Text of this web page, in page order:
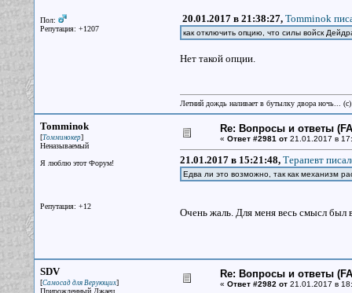
Пол:
Репутация: +1207
20.01.2017 в 21:38:27, Tomminok
как отключить опцию, что силы войск
Нет такой опции.
Летний дождь наливает в бутылку двора ночь...
Tomminok
[Томминокер]
Неназываемый
Я люблю этот Форум!
Репутация: +12
Re: Вопросы и ответы
« Ответ #2981 от21.01.2017 в
21.01.2017 в 15:21:48, Терапевт
Едва ли это возможно, так как механизм
Очень жаль. Для меня весь смысл был
SDV
[Самосад для Верующих]
Прирожденный Джаец
Re: Вопросы и ответы
« Ответ #2982 от21.01.2017 в